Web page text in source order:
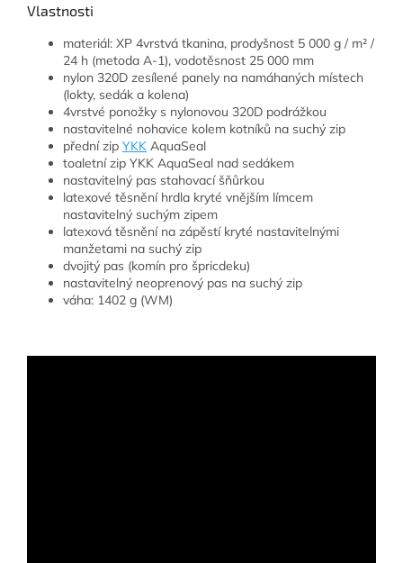
Vlastnosti
materiál: XP 4vrstvá tkanina, prodyšnost 5 000 g / m² /
24 h (metoda A-1), vodotěsnost 25 000 mm
nylon 320D zesílené panely na namáhaných místech
(lokty, sedák a kolena)
4vrstvé ponožky s nylonovou 320D podrážkou
nastavitelné nohavice kolem kotníků na suchý zip
přední zip YKK AquaSeal
toaletní zip YKK AquaSeal nad sedákem
nastavitelný pas stahovací šňůrkou
latexové těsnění hrdla kryté vnějším límcem
nastavitelný suchým zipem
latexová těsnění na zápěstí kryté nastavitelnými
manžetami na suchý zip
dvojitý pas (komín pro špricdeku)
nastavitelný neoprenový pas na suchý zip
váha: 1402 g (WM)